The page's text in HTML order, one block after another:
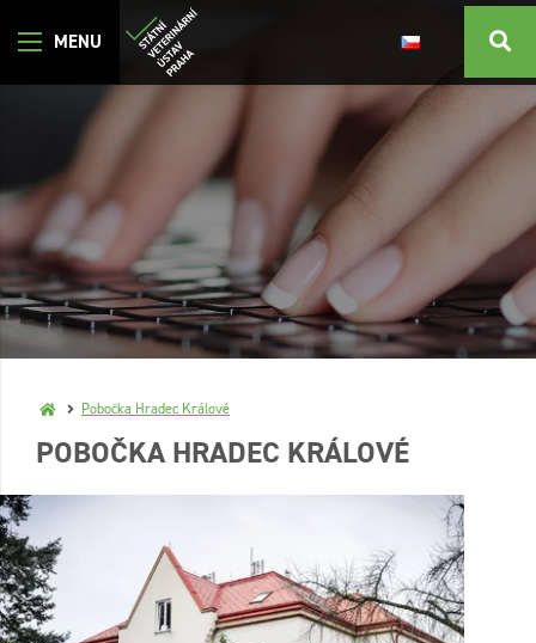
Pobočka Hradec Králové
POBOČKA HRADEC KRÁLOVÉ